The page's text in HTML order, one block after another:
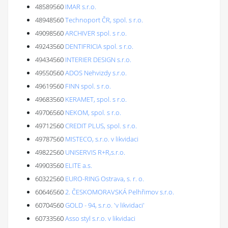
48589560 IMAR s.r.o.
48948560Technoport ČR, spol. s r.o.
49098560ARCHIVER spol. s r.o.
49243560 DENTIFRICIA spol. s r.o.
49434560 INTERIER DESIGN s.r.o.
49550560ADOS Nehvizdy s.r.o.
49619560 FINN spol. s r.o.
49683560 KERAMET, spol. s r.o.
49706560 NEKOM, spol. s r.o.
49712560CREDIT PLUS, spol. s r.o.
49787560 MISTECO, s.r.o. v likvidaci
49822560 UNISERVIS R+R,s.r.o.
49903560 ELITE a.s.
60322560 EURO-RING Ostrava, s. r. o.
606465602. ČESKOMORAVSKÁ Pelhřimov s.r.o.
60704560GOLD - 94, s.r.o. 'v likvidaci'
60733560Asso styl s.r.o. v likvidaci